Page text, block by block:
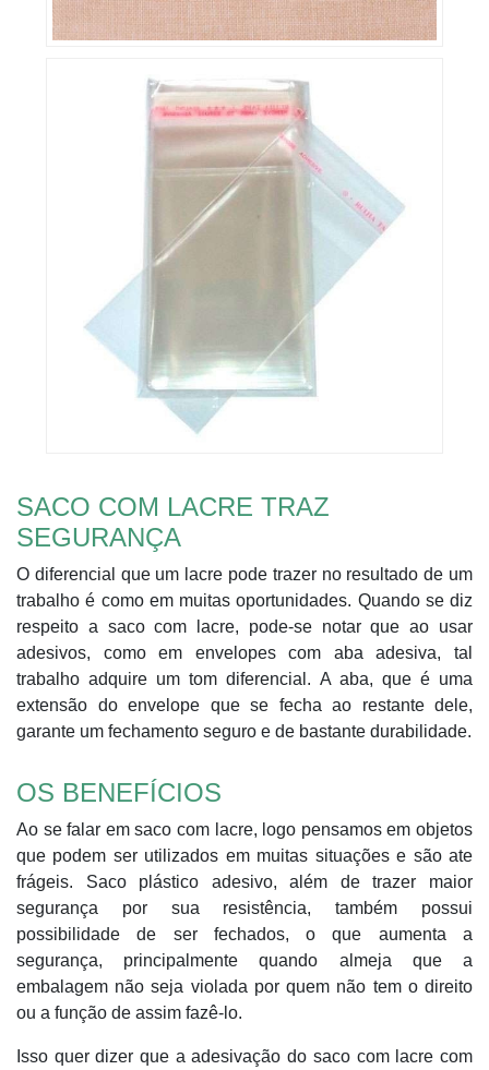
SACO COM LACRE TRAZ
SEGURANÇA
O diferencial que um lacre pode trazer no resultado de um
trabalho é como em muitas oportunidades. Quando se diz
respeito a saco com lacre, pode-se notar que ao usar
adesivos, como em envelopes com aba adesiva, tal
trabalho adquire um tom diferencial. A aba, que é uma
extensão do envelope que se fecha ao restante dele,
garante um fechamento seguro e de bastante durabilidade.
OS BENEFÍCIOS
Ao se falar em saco com lacre, logo pensamos em objetos
que podem ser utilizados em muitas situações e são ate
frágeis. Saco plástico adesivo, além de trazer maior
segurança por sua resistência, também possui
possibilidade de ser fechados, o que aumenta a
segurança, principalmente quando almeja que a
embalagem não seja violada por quem não tem o direito
ou a função de assim fazê-lo.
Isso quer dizer que a adesivação do saco com lacre com